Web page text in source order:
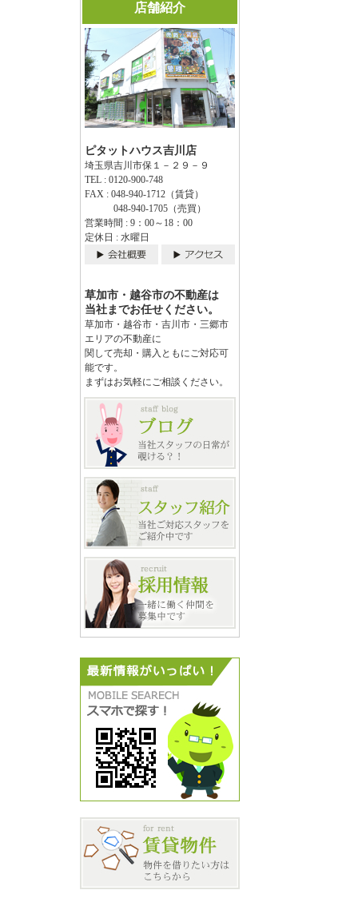
店舗紹介
ピタットハウス吉川店
埼玉県吉川市保１－２９－９
TEL : 0120-900-748
FAX : 048-940-1712（賃貸）
048-940-1705（売買）
営業時間 : 9：00～18：00
定休日 : 水曜日
草加市・越谷市の不動産は
当社までお任せください。
草加市・越谷市・吉川市・三郷市
エリアの不動産に
関して売却・購入ともにご対応可
能です。
まずはお気軽にご相談ください。